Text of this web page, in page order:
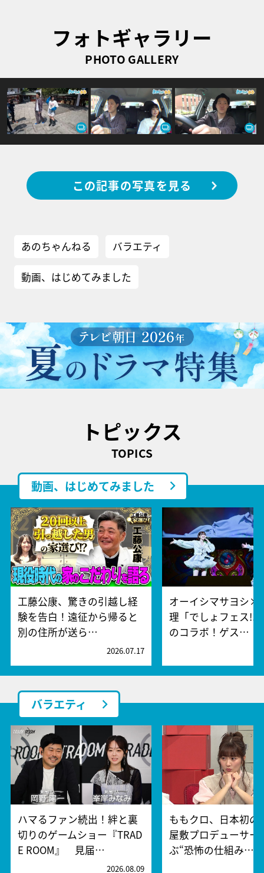
フォトギャラリー
PHOTO GALLERY
この記事の写真を見る
あのちゃんねる バラエティ
動画、はじめてみました
トピックス
TOPICS
動画、はじめてみました
工藤公康、驚きの引越し経
験を告白！遠征から帰ると
別の住所が送ら…
2026.07.17
オーイシマサヨシ×
理「でしょフェス!!
のコラボ！ゲス…
バラエティ
ハマるファン続出！絆と裏
切りのゲームショー『TRAD
E ROOM』 見届…
2026.08.09
ももクロ、日本初の
屋敷プロデューサー
ぶ“恐怖の仕組み…